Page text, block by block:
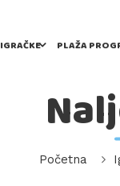
IGRAČKE PLAŽA
Početna